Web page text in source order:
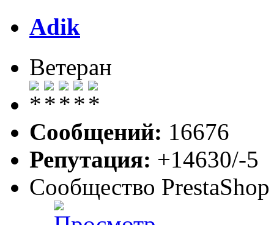
Adik
Ветеран
Сообщений: 16676
Репутация: +14630/-5
Сообщество PrestaShop